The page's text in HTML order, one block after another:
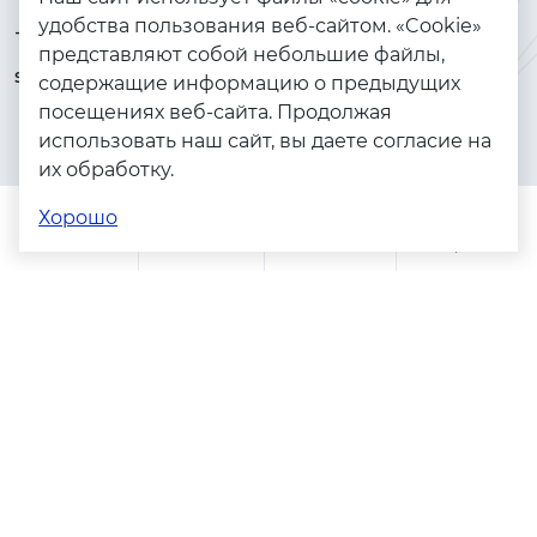
+7 (925) 144-64-73
serebryanyye.grani@mail.ru
Браслеты
Золото
Серебро
Помощь
удобства пользования веб-сайтом. «Cookie»
представляют собой небольшие файлы,
содержащие информацию о предыдущих
посещениях веб-сайта. Продолжая
использовать наш сайт, вы даете согласие на
их обработку.
Хорошо